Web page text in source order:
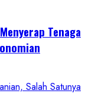
Tenaga
Salah Satunya